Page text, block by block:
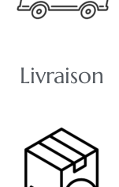
Livraison